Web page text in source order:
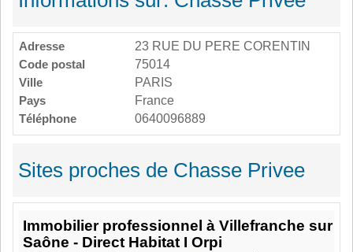
Adresse
23 RUE DU PERE CORENTIN
Code postal
75014
Ville
PARIS
Pays
France
Téléphone
0640096889
Sites proches de Chasse Privee
Immobilier professionnel à Villefranche sur
Saône - Direct Habitat I Orpi